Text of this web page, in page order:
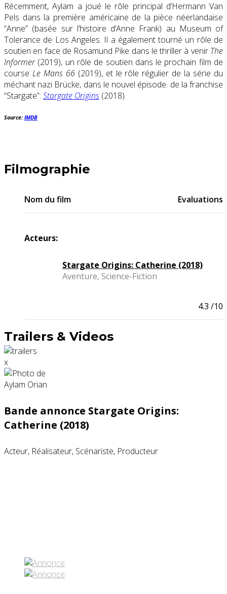
Récemment, Aylam a joué le rôle principal d’Hermann Van
Pels dans la première américaine de la pièce néerlandaise
“Anne” (basée sur l’histoire d’Anne Frank) au Museum of
Tolerance de Los Angeles. Il a également tourné un rôle de
soutien en face de Rosamund Pike dans le thriller à venir The
Informer(2019), un rôle de soutien dans le prochain film de
course Le Mans 66(2019), et le rôle régulier de la série du
méchant nazi Brücke, dans le nouvel épisode. de la franchise
“Stargate”: Stargate Origins (2018).
Source: IMDB
Filmographie
Nom du film Evaluations
Acteurs:
Stargate Origins: Catherine (2018)
Aventure, Science-Fiction
4.3 /10
Trailers & Videos
x
Bande annonce Stargate Origins:
Catherine (2018)
Acteur, Réalisateur, Scénariste, Producteur